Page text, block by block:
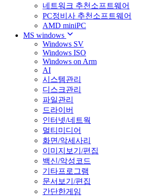
네트워크 추천소프트웨어
PC정비사 추천소프트웨어
AMD miniPC
MS windows
Windows SV
Windows ISO
Windows on Arm
AI
시스템관리
디스크관리
파일관리
드라이버
인터넷/네트웍
멀티미디어
화면/악세사리
이미지보기/편집
백신/악성코드
기타프로그램
문서보기/편집
간단한게임